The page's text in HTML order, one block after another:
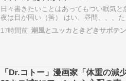
日々書きたいことはあってもつい眠気
夜は目が固い（筈） はい、昼間、、、
稿しました、時間が時間だけに・・・
費とキャッシュ（あしあと） 古はヅカ
17時間前 潮風とユッカときどきサボテ
「Dr.コトー」漫画家「体重の減